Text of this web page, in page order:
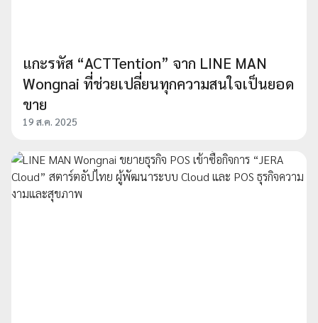
แกะรหัส “ACTTention” จาก LINE MAN
Wongnai ที่ช่วยเปลี่ยนทุกความสนใจเป็นยอด
ขาย
19 ส.ค. 2025